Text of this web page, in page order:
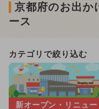
京都府のお出か
ース
カテゴリで絞り込む
新オープン・ リニュー